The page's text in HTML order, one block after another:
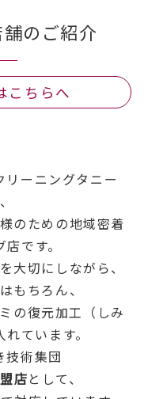
のご紹介
こちらへ
ーニングタニー
のための地域密着
です。
大切にしながら、
もちろん、
の復元加工（しみ
ています。
技術集団
店として、